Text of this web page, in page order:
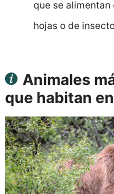
que se alimentan
hojas o de
Animales
que habitan